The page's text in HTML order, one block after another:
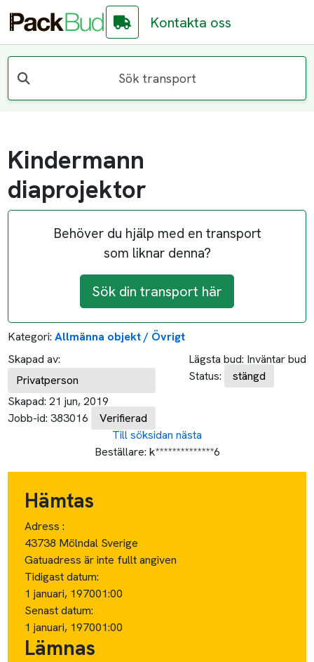
Kontakta oss
Sök transport
Kindermann
diaprojektor
Behöver du hjälp med en transport
som liknar denna?
Sök din transport här
Kategori: Allmänna objekt / Övrigt
Skapad av:
Privatperson
Skapad: 21 jun, 2019
Jobb-id: 383016 Verifierad
Lägsta bud: Inväntar bud
Status:
stängd
Till söksidan nästa
Beställare: k**************6
Hämtas
Adress :
43738 Mölndal Sverige
Gatuadress är inte fullt angiven
Tidigast datum:
1 januari, 197001:00
Senast datum:
1 januari, 197001:00
Lämnas